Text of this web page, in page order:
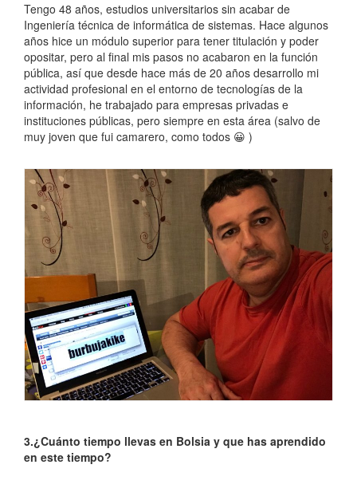
Tengo 48 años, estudios universitarios sin acabar de
Ingeniería técnica de informática de sistemas. Hace algunos
años hice un módulo superior para tener titulación y poder
opositar, pero al final mis pasos no acabaron en la función
pública, así que desde hace más de 20 años desarrollo mi
actividad profesional en el entorno de tecnologías de la
información, he trabajado para empresas privadas e
instituciones públicas, pero siempre en esta área (salvo de
muy joven que fui camarero, como todos 😀 )
3.¿Cuánto tiempo llevas en Bolsia y que has aprendido
en este tiempo?